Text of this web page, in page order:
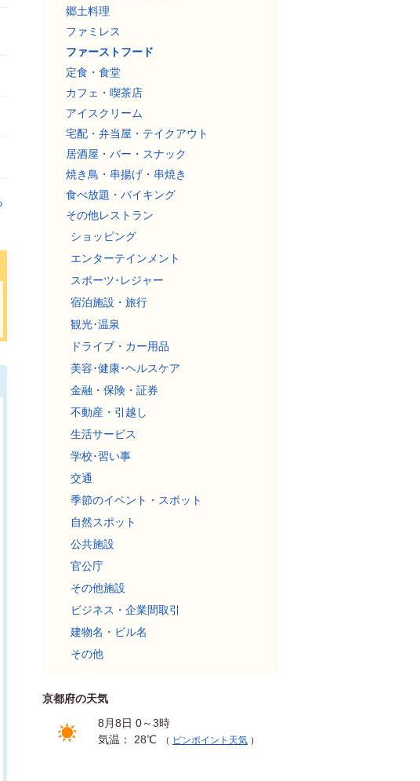
郷土料理
ファミレス
ファーストフード
定食・食堂
カフェ・喫茶店
アイスクリーム
宅配・弁当屋・テイクアウト
居酒屋・バー・スナック
焼き鳥・串揚げ・串焼き
食べ放題・バイキング
その他レストラン
ショッピング
エンターテインメント
スポーツ･レジャー
宿泊施設・旅行
観光･温泉
ドライブ・カー用品
美容･健康･ヘルスケア
金融・保険・証券
不動産・引越し
生活サービス
学校･習い事
交通
季節のイベント・スポット
自然スポット
公共施設
官公庁
その他施設
ビジネス・企業間取引
建物名・ビル名
その他
京都府の天気
8月8日 0～3時
気温： 28℃
（ ピンポイント天気 ）